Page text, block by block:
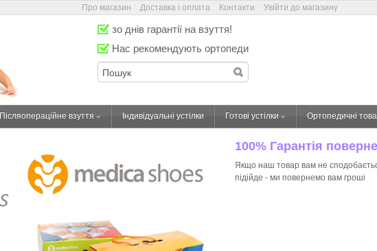
Про магазин Доставка і оплата Контакти Увійти до магазину
зо днів гарантії на взуття!
Нас рекомендують ортопеди
Післяопераційне взуття Індивідуальні устілки Готові устілки Ортопедичні
100% Гарантія
Якщо наш товар вам не
підійде - ми повернемо вам гроші